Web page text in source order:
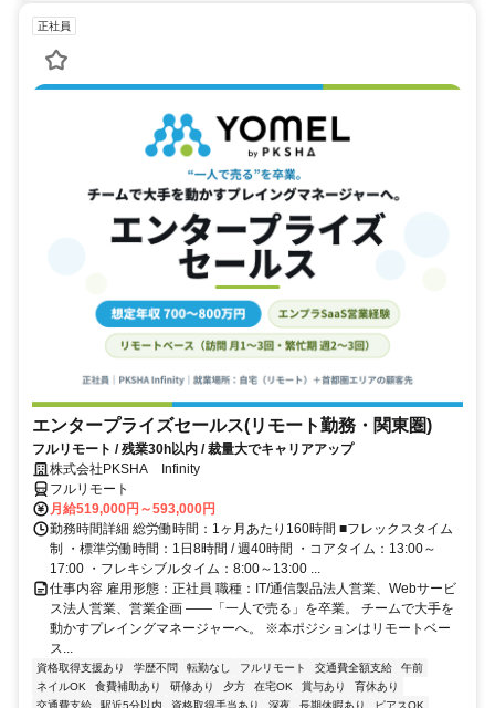
正社員
エンタープライズセールス(リモート勤務・関東圏)
フルリモート / 残業30h以内 / 裁量大でキャリアアップ
株式会社PKSHA Infinity
フルリモート
月給519,000円～593,000円
勤務時間詳細 総労働時間：1ヶ月あたり160時間 ■フレックスタイム
制 ・標準労働時間：1日8時間 / 週40時間 ・コアタイム：13:00～
17:00 ・フレキシブルタイム：8:00～13:00 ...
仕事内容 雇用形態：正社員 職種：IT/通信製品法人営業、Webサービ
ス法人営業、営業企画 ――「一人で売る」を卒業。 チームで大手を
動かすプレイングマネージャーへ。 ※本ポジションはリモートベー
ス...
資格取得支援あり 学歴不問 転勤なし フルリモート 交通費全額支給
午前
ネイルOK
食費補助あり 研修あり 夕方 在宅OK 賞与あり
育休あり
交通費支給
駅近5分以内 資格取得手当あり 深夜 長期休暇あり
ピアスOK